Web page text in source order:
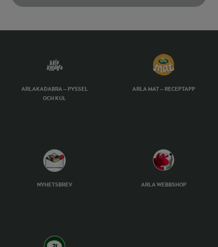
ARLAKADABRA – PYSSEL
OCH KUL
ARLA MAT – RECEPTAPP
NYHETSBREV ARLA WEBBSHOP